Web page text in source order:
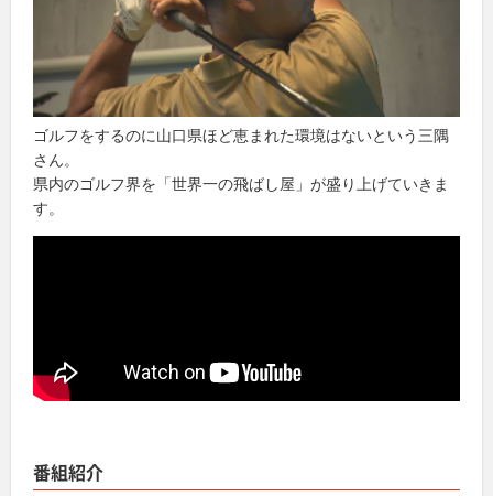
ゴルフをするのに山口県ほど恵まれた環境はないという三隅
さん。
県内のゴルフ界を「世界一の飛ばし屋」が盛り上げていきま
す。
番組紹介